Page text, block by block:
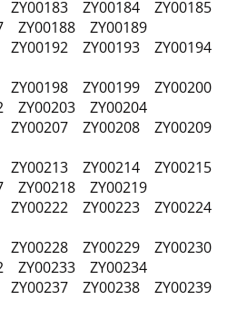
ZY00183 ZY00184 ZY00185
ZY00188 ZY00189
ZY00192 ZY00193 ZY00194
ZY00198 ZY00199 ZY00200
ZY00203 ZY00204
ZY00207 ZY00208 ZY00209
ZY00213 ZY00214 ZY00215
ZY00218 ZY00219
ZY00222 ZY00223 ZY00224
ZY00228 ZY00229 ZY00230
ZY00233 ZY00234
ZY00237 ZY00238 ZY00239